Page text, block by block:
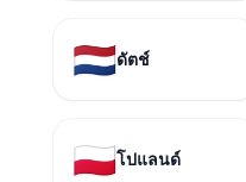
🇳🇱ดัตช์
🇵🇱โปแลนด์